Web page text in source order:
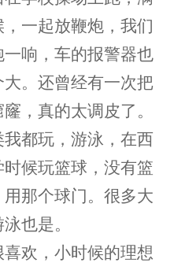
一起放鞭炮，我们
响，车的报警器也
。还曾经有一次把
，真的太调皮了。
都玩，游泳，在西
候玩篮球，没有篮
那个球门。很多大
也是。
欢，小时候的理想